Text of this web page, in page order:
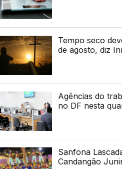
Tempo seco
de agosto, diz
Agências do
no DF nesta
Sanfona
Candangão